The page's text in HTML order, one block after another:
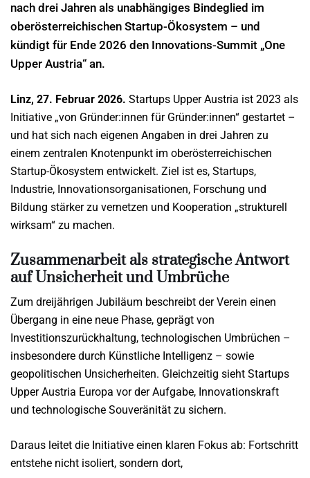
nach drei Jahren als unabhängiges Bindeglied im
oberösterreichischen Startup-Ökosystem – und
kündigt für Ende 2026 den Innovations-Summit „One
Upper Austria“ an.
Linz, 27. Februar 2026. Startups Upper Austria ist 2023 als
Initiative „von Gründer:innen für Gründer:innen“ gestartet –
und hat sich nach eigenen Angaben in drei Jahren zu
einem zentralen Knotenpunkt im oberösterreichischen
Startup-Ökosystem entwickelt. Ziel ist es, Startups,
Industrie, Innovationsorganisationen, Forschung und
Bildung stärker zu vernetzen und Kooperation „strukturell
wirksam“ zu machen.
Zusammenarbeit als strategische Antwort
auf Unsicherheit und Umbrüche
Zum dreijährigen Jubiläum beschreibt der Verein einen
Übergang in eine neue Phase, geprägt von
Investitionszurückhaltung, technologischen Umbrüchen –
insbesondere durch Künstliche Intelligenz – sowie
geopolitischen Unsicherheiten. Gleichzeitig sieht Startups
Upper Austria Europa vor der Aufgabe, Innovationskraft
und technologische Souveränität zu sichern.
Daraus leitet die Initiative einen klaren Fokus ab: Fortschritt
entstehe nicht isoliert, sondern dort,